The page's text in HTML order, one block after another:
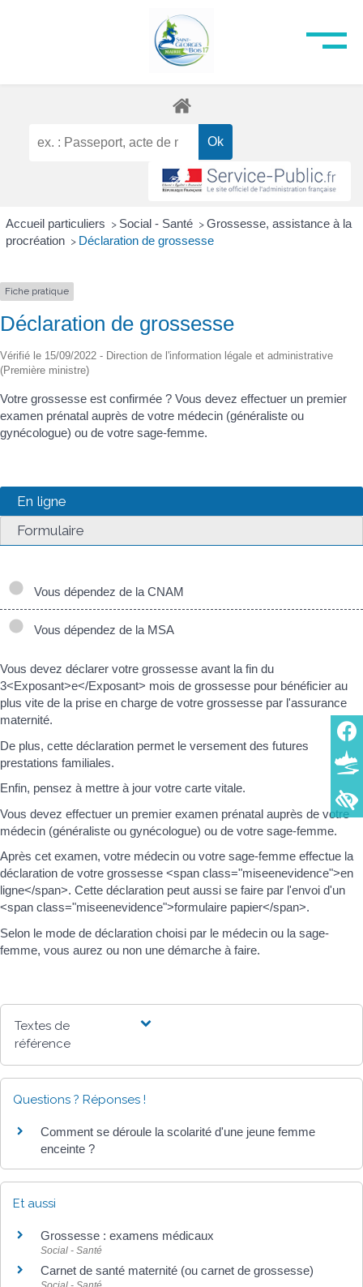
Accueil particuliers > Social - Santé > Grossesse, assistance à la
procréation > Déclaration de grossesse
Fiche pratique
Déclaration de grossesse
Vérifié le 15/09/2022 - Direction de l'information légale et administrative
(Première ministre)
Votre grossesse est confirmée ? Vous devez effectuer un premier
examen prénatal auprès de votre médecin (généraliste ou
gynécologue) ou de votre sage-femme.
En ligne
Formulaire
Vous dépendez de la CNAM
Vous dépendez de la MSA
Vous devez déclarer votre grossesse avant la fin du
3<Exposant>e</Exposant> mois de grossesse pour bénéficier au
plus vite de la prise en charge de votre grossesse par l'assurance
maternité.
De plus, cette déclaration permet le versement des futures
prestations familiales.
Enfin, pensez à mettre à jour votre carte vitale.
Vous devez effectuer un premier examen prénatal auprès de votre
médecin (généraliste ou gynécologue) ou de votre sage-femme.
Après cet examen, votre médecin ou votre sage-femme effectue la
déclaration de votre grossesse <span class="miseenevidence">en
ligne</span>. Cette déclaration peut aussi se faire par l'envoi d'un
<span class="miseenevidence">formulaire papier</span>.
Selon le mode de déclaration choisi par le médecin ou la sage-
femme, vous aurez ou non une démarche à faire.
Textes de
référence
Questions ? Réponses !
Comment se déroule la scolarité d'une jeune femme
enceinte ?
Et aussi
Grossesse : examens médicaux
Social - Santé
Carnet de santé maternité (ou carnet de grossesse)